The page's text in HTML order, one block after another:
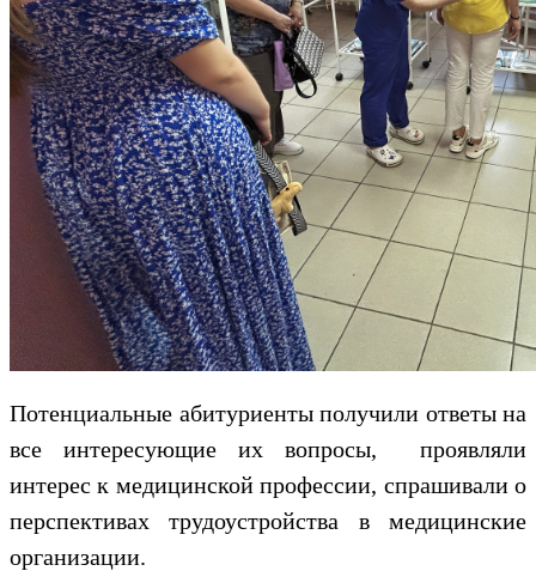
Потенциальные абитуриенты получили ответы на
все интересующие их вопросы, проявляли
интерес к медицинской профессии, спрашивали о
перспективах трудоустройства в медицинские
организации.